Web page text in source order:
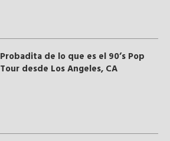
Probadita de lo que es el 90’s Pop
Tour desde Los Angeles, CA